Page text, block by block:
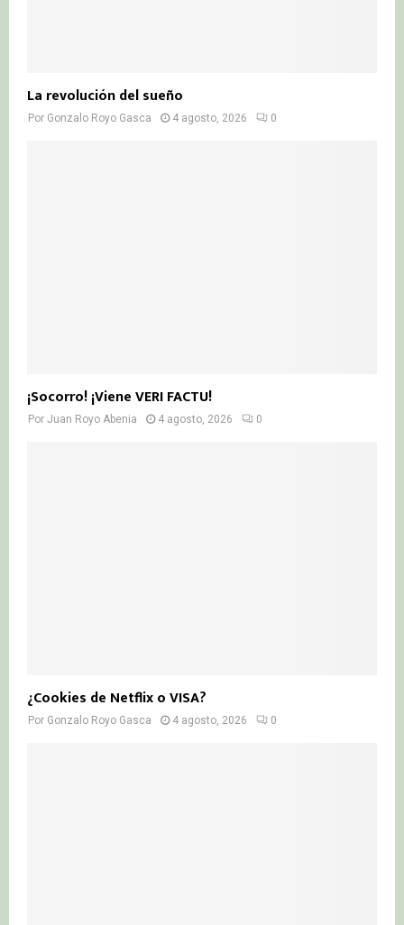
La revolución del sueño
Por Gonzalo Royo Gasca 4 agosto, 2026 0
¡Socorro! ¡Viene VERI FACTU!
Por Juan Royo Abenia 4 agosto, 2026 0
¿Cookies de Netflix o VISA?
Por Gonzalo Royo Gasca 4 agosto, 2026 0